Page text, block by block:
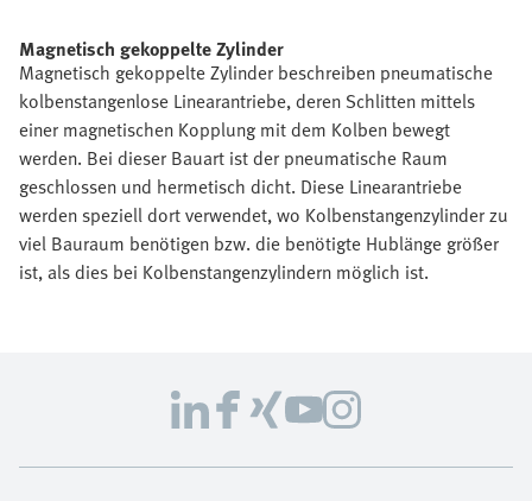
Magnetisch gekoppelte Zylinder
Magnetisch gekoppelte Zylinder beschreiben pneumatische
kolbenstangenlose Linearantriebe, deren Schlitten mittels
einer magnetischen Kopplung mit dem Kolben bewegt
werden. Bei dieser Bauart ist der pneumatische Raum
geschlossen und hermetisch dicht. Diese Linearantriebe
werden speziell dort verwendet, wo Kolbenstangenzylinder zu
viel Bauraum benötigen bzw. die benötigte Hublänge größer
ist, als dies bei Kolbenstangenzylindern möglich ist.